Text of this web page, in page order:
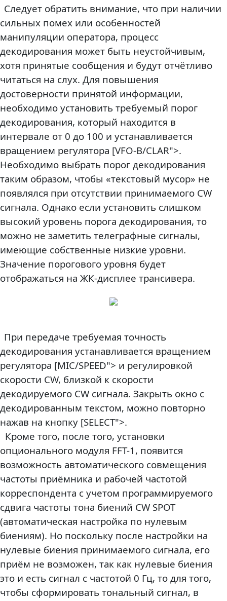
Следует обратить внимание, что при наличии
сильных помех или особенностей
манипуляции оператора, процесс
декодирования может быть неустойчивым,
хотя принятые сообщения и будут отчётливо
читаться на слух. Для повышения
достоверности принятой информации,
необходимо установить требуемый порог
декодирования, который находится в
интервале от 0 до 100 и устанавливается
вращением регулятора [VFO-B/CLAR">.
Необходимо выбрать порог декодирования
таким образом, чтобы «текстовый мусор» не
появлялся при отсутствии принимаемого CW
сигнала. Однако если установить слишком
высокий уровень порога декодирования, то
можно не заметить телеграфные сигналы,
имеющие собственные низкие уровни.
Значение порогового уровня будет
отображаться на ЖК-дисплее трансивера.
При передаче требуемая точность
декодирования устанавливается вращением
регулятора [MIC/SPEED"> и регулировкой
скорости CW, близкой к скорости
декодируемого CW сигнала. Закрыть окно с
декодированным текстом, можно повторно
нажав на кнопку [SELECT">.
Кроме того, после того, установки
опционального модуля FFT-1, появится
возможность автоматического совмещения
частоты приёмника и рабочей частотой
корреспондента с учетом программируемого
сдвига частоты тона биений CW SPOT
(автоматическая настройка по нулевым
биениям). Но поскольку после настройки на
нулевые биения принимаемого сигнала, его
приём не возможен, так как нулевые биения
это и есть сигнал с частотой 0 Гц, то для того,
чтобы сформировать тональный сигнал, в